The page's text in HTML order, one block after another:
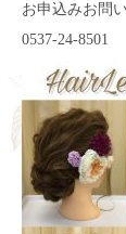
お申込みお問
0537-24-8501